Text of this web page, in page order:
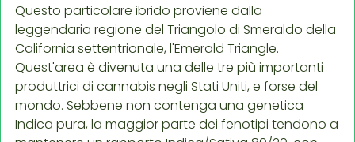
Questo particolare ibrido proviene dalla
leggendaria regione del Triangolo di Smeraldo della
California settentrionale, l'Emerald Triangle.
Quest'area è divenuta una delle tre più importanti
produttrici di cannabis negli Stati Uniti, e forse del
mondo. Sebbene non contenga una genetica
Indica pura, la maggior parte dei fenotipi tendono a